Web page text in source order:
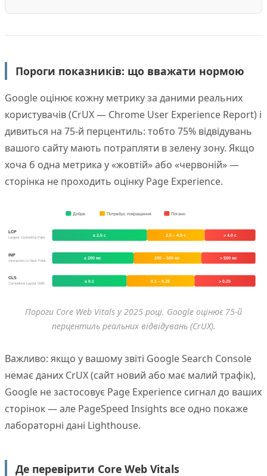
Пороги показників: що вважати нормою
Google оцінює кожну метрику за даними реальних
користувачів (CrUX — Chrome User Experience Report) і
дивиться на 75-й перцентиль: тобто 75% відвідувань
вашого сайту мають потрапляти в зелену зону. Якщо
хоча б одна метрика у «жовтій» або «червоній» —
сторінка не проходить оцінку Page Experience.
Добре Потребує покращення Погано
LCP
Largest Contentful Paint ≤ 2.5 с 2.5 – 4.0 с > 4.0 с
INP
Interaction to Next Paint ≤ 200 мс 200 – 500 мс > 500 мс
CLS
Cumulative Layout Shift ≤ 0.1 0.1 – 0.25 > 0.25
Пороги Core Web Vitals у 2025 році. Google оцінює 75-й
перцентиль реальних відвідувань (CrUX).
Важливо: якщо у вашому звіті Google Search Console
немає даних CrUX (сайт новий або має малий трафік),
Google не застосовує Page Experience сигнал до ваших
сторінок — але PageSpeed Insights все одно покаже
лабораторні дані Lighthouse.
Де перевірити Core Web Vitals